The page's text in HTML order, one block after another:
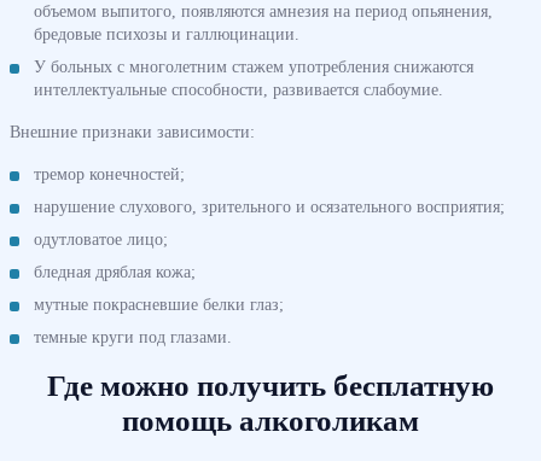
объемом выпитого, появляются амнезия на период опьянения,
бредовые психозы и галлюцинации.
У больных с многолетним стажем употребления снижаются
интеллектуальные способности, развивается слабоумие.
Внешние признаки зависимости:
тремор конечностей;
нарушение слухового, зрительного и осязательного восприятия;
одутловатое лицо;
бледная дряблая кожа;
мутные покрасневшие белки глаз;
темные круги под глазами.
Где можно получить бесплатную
помощь алкоголикам